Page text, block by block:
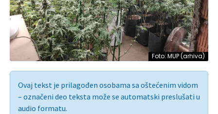
Foto: MUP (arhiva)
Ovaj tekst je prilagođen osobama sa oštećenim vidom
– označeni deo teksta može se automatski preslušati u
audio formatu.